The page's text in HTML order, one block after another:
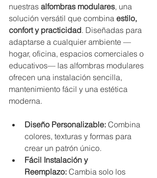
nuestras alfombras modulares, una
solución versátil que combina estilo,
confort y practicidad. Diseñadas para
adaptarse a cualquier ambiente —
hogar, oficina, espacios comerciales o
educativos— las alfombras modulares
ofrecen una instalación sencilla,
mantenimiento fácil y una estética
moderna.
Diseño Personalizable: Combina
colores, texturas y formas para
crear un patrón único.
Fácil Instalación y
Reemplazo: Cambia solo los